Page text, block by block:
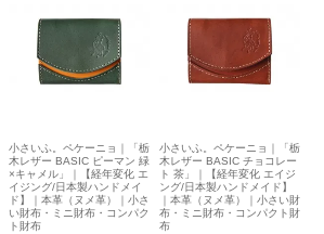
小さいふ。ペケーニョ｜「栃
木レザー BASIC ピーマン 緑
×キャメル」｜【経年変化 エ
イジング/日本製ハンドメイ
ド】｜本革（ヌメ革）｜小さ
い財布・ミニ財布・コンパク
ト財布
小さいふ。ペケーニョ｜「栃
木レザー BASIC チョコレー
ト 茶」｜【経年変化 エイジ
ング/日本製ハンドメイド】
｜本革（ヌメ革）｜小さい財
布・ミニ財布・コンパクト財
布